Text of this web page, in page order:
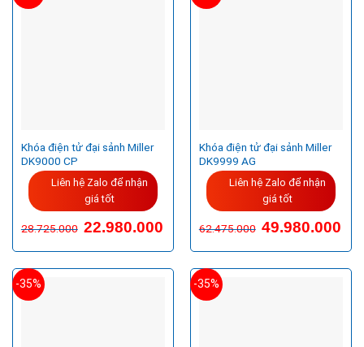
Khóa điện tử đại sảnh Miller
DK9000 CP
Liên hệ Zalo để nhận
giá tốt
28.725.000 Giá
gốc
28.725.000VND.
22.980.000Giá
hiện
là:
22.980.000VND.
Khóa điện tử đại sảnh Miller
DK9999 AG
Liên hệ Zalo để nhận
giá tốt
62.475.000 Giá
gốc
62.475.000VND.
49.980.000Giá
hiện
là:
-35%
-35%